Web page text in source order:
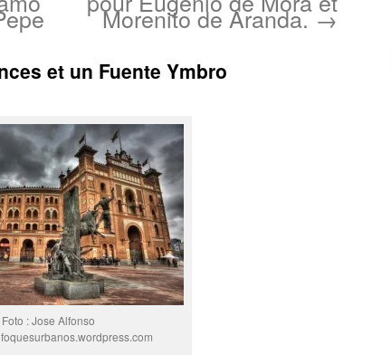
Morenito de Aranda.→
et un Fuente Ymbro
Foto : Jose Alfonso